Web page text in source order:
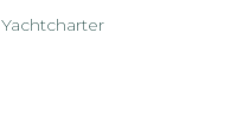
Yachtcharter